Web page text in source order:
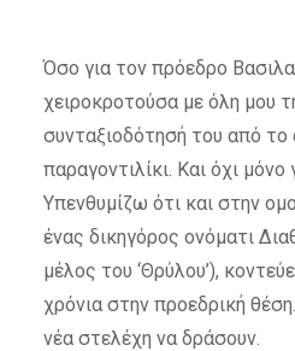
Όσο για τον πρόεδρο
χειροκροτούσα με όλη μου
συνταξιοδότησή του από το
παραγοντιλίκι. Και όχι μόνο
Υπενθυμίζω ότι και στην
ένας δικηγόρος ονόματι
μέλος του ‘Θρύλου’),
χρόνια στην προεδρική
νέα στελέχη να δράσουν.